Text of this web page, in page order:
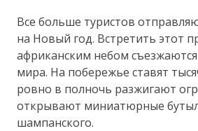
Все больше туристов
на Новый год. Встретить этот
африканским небом
мира. На побережье ставят
ровно в полночь разжигают
открывают миниатюрные
шампанского.